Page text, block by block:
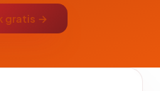
gratis →